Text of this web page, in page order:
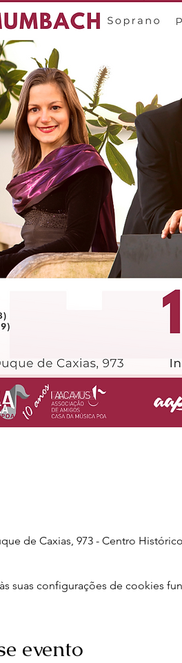
de Caxias, 973 - Centro
suas configurações de cookies
evento